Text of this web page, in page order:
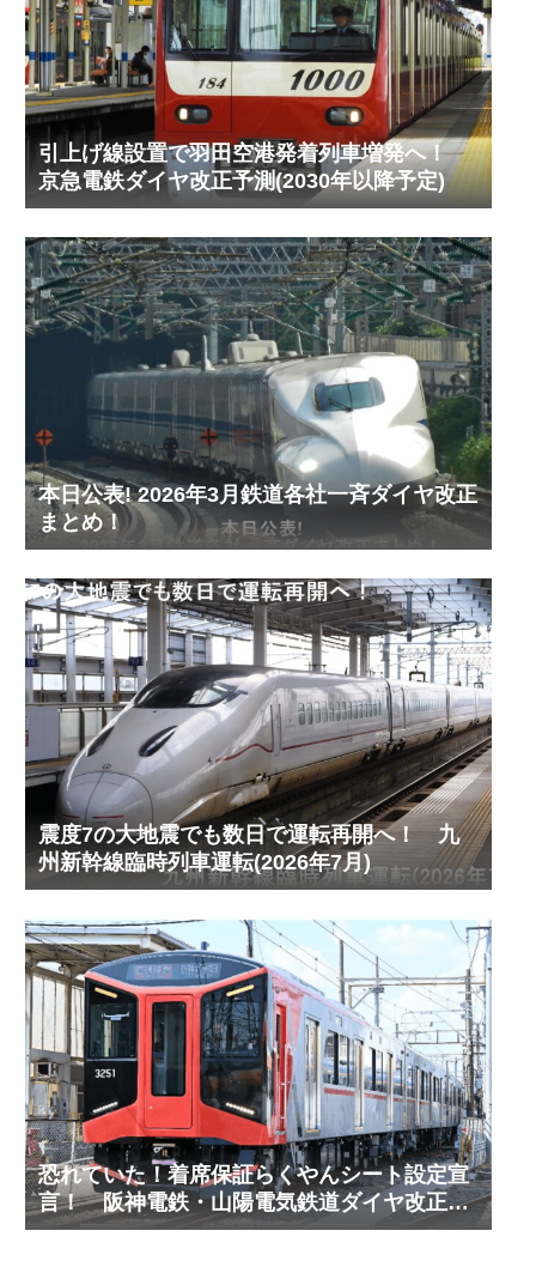
引上げ線設置で羽田空港発着列車増発へ！
京急電鉄ダイヤ改正予測(2030年以降予定)
本日公表! 2026年3月鉄道各社一斉ダイヤ改正
まとめ！
震度7の大地震でも数日で運転再開へ！ 九
州新幹線臨時列車運転(2026年7月)
恐れていた！着席保証らくやんシート設定宣
言！ 阪神電鉄・山陽電気鉄道ダイヤ改正予
測(2027年3月予定)